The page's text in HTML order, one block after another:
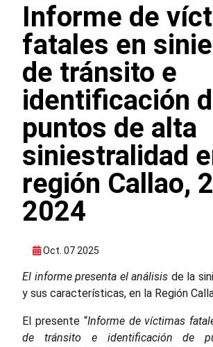
Informe de
fatales en
de tránsito e
identificación
puntos de alta
siniestralidad
región Callao,
2024
Oct. 07 2025
El informe presenta el análisis de la
y sus características, en la Región
El presente “Informe de víctimas
de tránsito e identificación de